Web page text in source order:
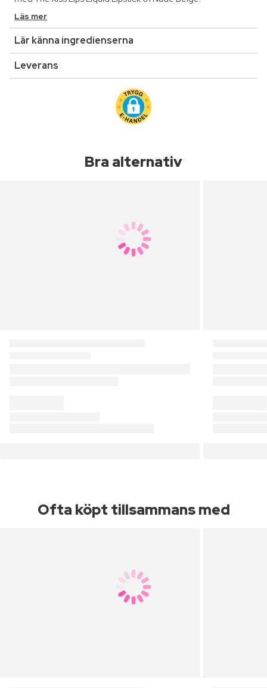
Läs mer
Lär känna ingredienserna
Leverans
Bra alternativ
Ofta köpt tillsammans med